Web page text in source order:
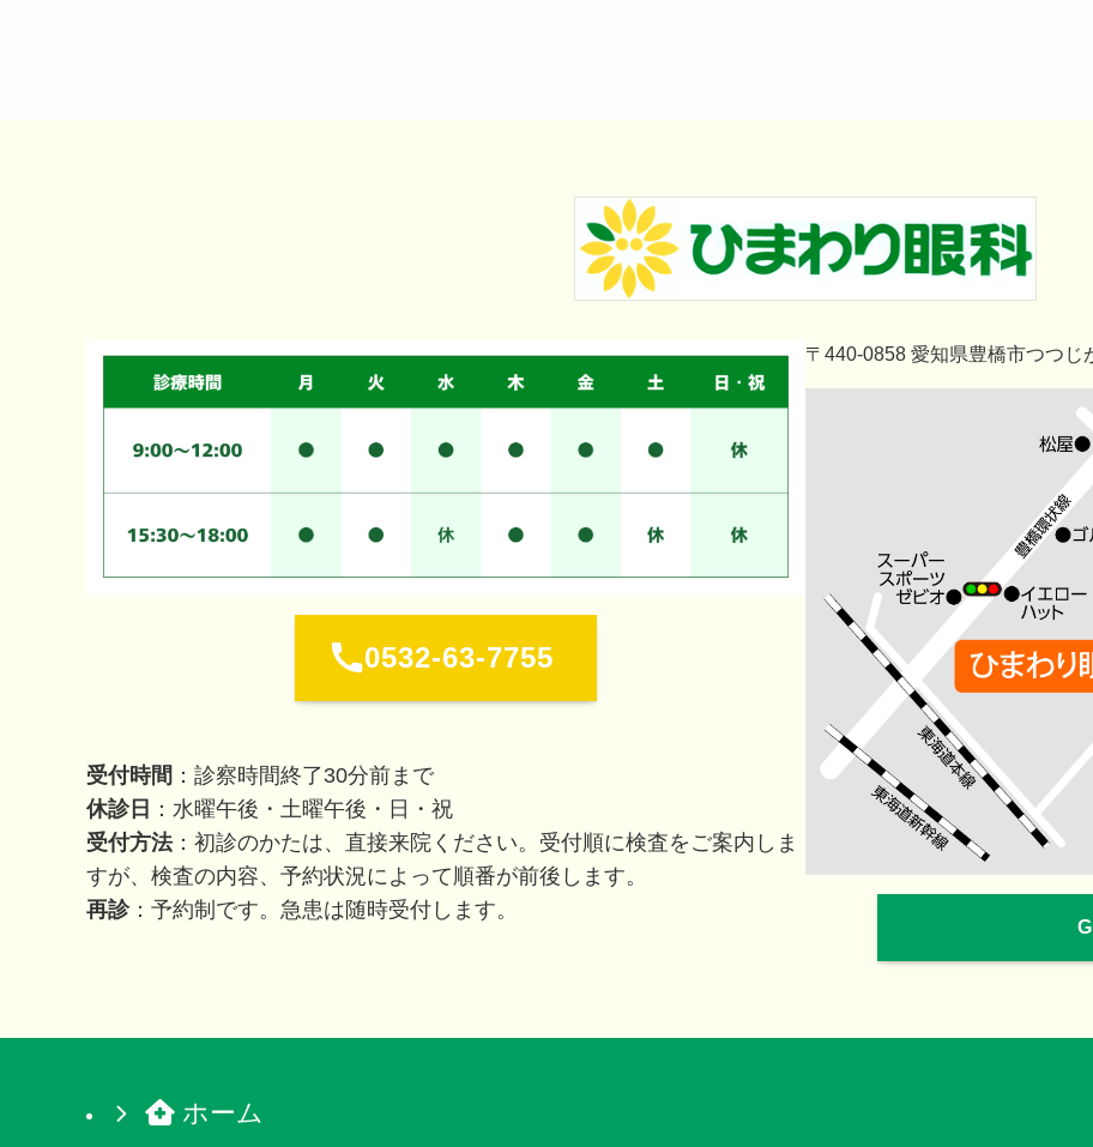
0532-63-7755
受付時間 ：診察時間終了30分前まで
休診日 ：水曜午後・土曜午後・日・祝
受付方法：初診のかたは、直接来院ください。受付順に検査をご案内しま
すが、検査の内容、予約状況によって順番が前後します。
再診：予約制です。急患は随時受付します。
〒440-0858 愛知県豊橋市つつじ
ホーム